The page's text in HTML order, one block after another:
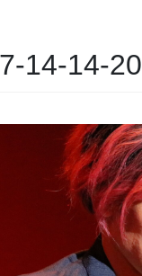
14-14-